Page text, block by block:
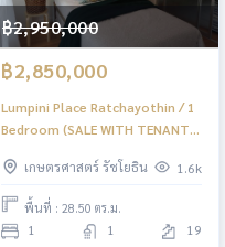
฿2,950,000
฿2,850,000
Lumpini Place Ratchayothin / 1
Bedroom (SALE WITH TENANT),
(ขายพร้อมผู้เช่า) PINP104
เกษตรศาสตร์ รัชโยธิน 1.6k
พื้นที่ : 28.50 ตร.ม.
1 1 19